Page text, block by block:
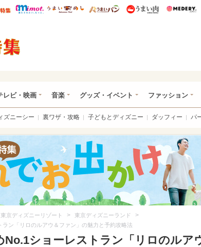
* ウレぴあ総研 ディズニー特集
mimot. うまいめし うまいパン うまい肉
レビ・映画 音楽 グッズ・イベント ファッション
ズニーシー 裏ワザ・攻略 子どもとディズニー ダッフィー パ
東京ディズニーリゾート > 東京ディズニーランド >
ン「リロのルアウ＆ファン」の魅力と予約攻略法
No.1ショーレストラン「リロのルア